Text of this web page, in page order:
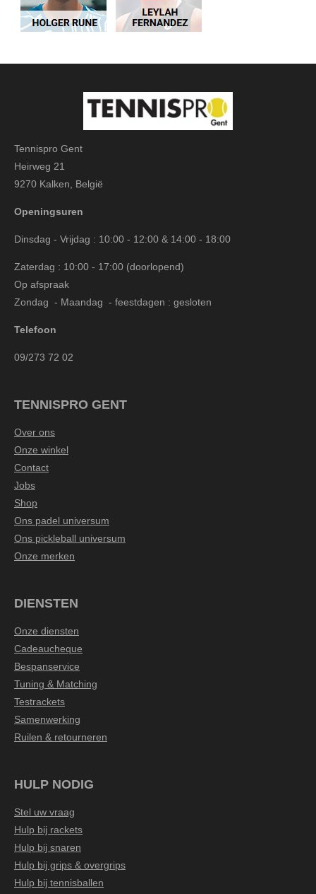
Tennispro Gent
Heirweg 21
9270 Kalken, België
Openingsuren
Dinsdag - Vrijdag : 10:00 - 12:00 & 14:00 - 18:00
Zaterdag : 10:00 - 17:00 (doorlopend)
Op afspraak
Zondag - Maandag - feestdagen : gesloten
Telefoon
09/273 72 02
TENNISPRO GENT
Over ons
Onze winkel
Contact
Jobs
Shop
Ons padel universum
Ons pickleball universum
Onze merken
DIENSTEN
Onze diensten
Cadeaucheque
Bespanservice
Tuning & Matching
Testrackets
Samenwerking
Ruilen & retourneren
HULP NODIG
Stel uw vraag
Hulp bij rackets
Hulp bij snaren
Hulp bij grips & overgrips
Hulp bij tennisballen